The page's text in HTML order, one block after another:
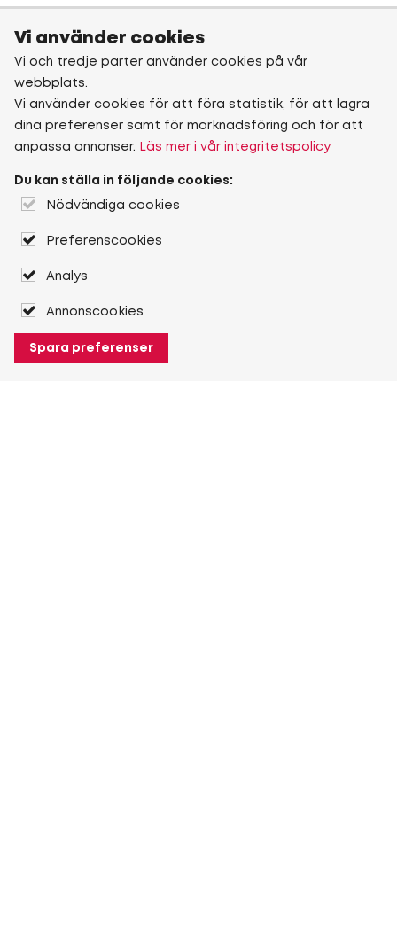
Vi använder cookies
Vi och tredje parter använder cookies på vår
webbplats.
Vi använder cookies för att föra statistik, för att lagra
dina preferenser samt för marknadsföring och för att
anpassa annonser.
Läs mer i vår integritetspolicy
Du kan ställa in följande cookies:
Nödvändiga cookies
Preferenscookies
Analys
Annonscookies
Spara preferenser